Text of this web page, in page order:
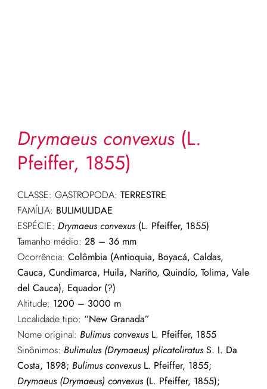
Drymaeus convexus(L.
Pfeiffer, 1855)
CLASSE: GASTROPODA: TERRESTRE
FAMÍLIA: BULIMULIDAE
ESPÉCIE: Drymaeus convexus(L. Pfeiffer, 1855)
Tamanho médio: 28 – 36 mm
Ocorrência: Colômbia (Antioquia, Boyacá, Caldas,
Cauca, Cundimarca, Huila, Nariño, Quindío, Tolima, Vale
del Cauca), Equador (?)
Altitude: 1200 – 3000 m
Localidade tipo: “New Granada”
Nome original: Bulimus convexusL. Pfeiffer, 1855
Sinônimos: Bulimulus (Drymaeus) plicatoliratusS. I. Da
Costa, 1898; Bulimus convexusL. Pfeiffer, 1855;
Drymaeus (Drymaeus) convexus(L. Pfeiffer, 1855);